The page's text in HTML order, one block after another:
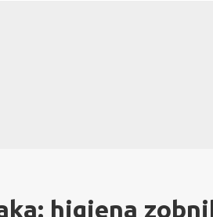
higiena